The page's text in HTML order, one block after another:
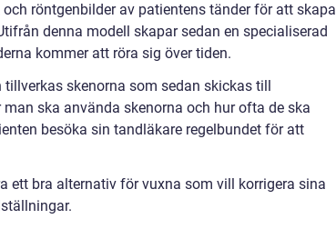
röntgenbilder av patientens tänder för att skapa
denna modell skapar sedan en specialiserad
kommer att röra sig över tiden.
skenorna som sedan skickas till
ska använda skenorna och hur ofta de ska
besöka sin tandläkare regelbundet för att
ett bra alternativ för vuxna som vill korrigera sina